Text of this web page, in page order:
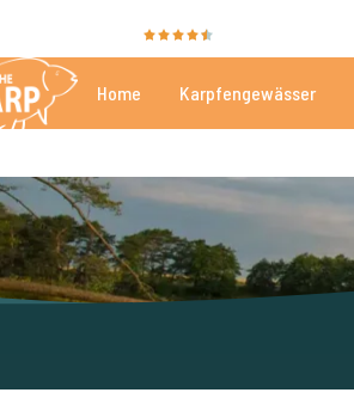
Home Karpfengewässer